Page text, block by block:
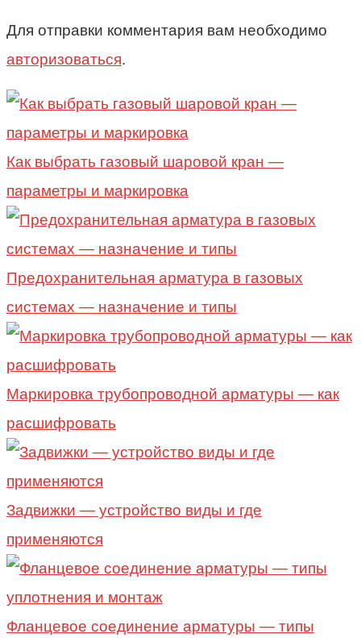
Для отправки комментария вам необходимо
авторизоваться.
Как выбрать газовый шаровой кран —
параметры и маркировка
Предохранительная арматура в газовых
системах — назначение и типы
Маркировка трубопроводной арматуры — как
расшифровать
Задвижки — устройство виды и где
применяются
Фланцевое соединение арматуры — типы